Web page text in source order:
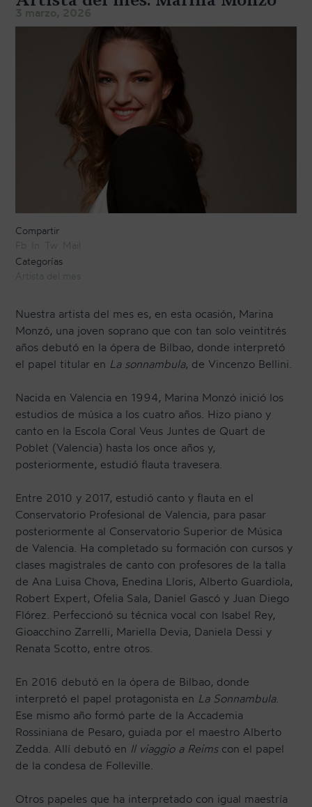
TRANSPORTE Y ALMACENAJE
MANTENIMIENTO Y TASACIÓN
SISTEMA SILENT
RESTAURACIÓN
NOSOTROS
MEDIOS
CONTACTO
NEWSLETTER
3 marzo, 2026
Compartir
Fb
In Tw
Mail
Categorías
Artista del mes
Nuestra artista del mes es, en esta ocasión, Marina
Monzó, una joven soprano que con tan solo veintitrés
años debutó en la ópera de Bilbao, donde interpretó
el papel titular en La sonnambula, de Vincenzo Bellini.
Nacida en Valencia en 1994, Marina Monzó inició los
estudios de música a los cuatro años. Hizo piano y
canto en la Escola Coral Veus Juntes de Quart de
Poblet (Valencia) hasta los once años y,
posteriormente, estudió flauta travesera.
Entre 2010 y 2017, estudió canto y flauta en el
Conservatorio Profesional de Valencia, para pasar
posteriormente al Conservatorio Superior de Música
de Valencia. Ha completado su formación con cursos y
clases magistrales de canto con profesores de la talla
de Ana Luisa Chova, Enedina Lloris, Alberto Guardiola,
Robert Expert, Ofelia Sala, Daniel Gascó y Juan Diego
Flórez. Perfeccionó su técnica vocal con Isabel Rey,
Gioacchino Zarrelli, Mariella Devia, Daniela Dessi y
Renata Scotto, entre otros.
En 2016 debutó en la ópera de Bilbao, donde
interpretó el papel protagonista en La Sonnambula.
Ese mismo año formó parte de la Accademia
Rossiniana de Pesaro, guiada por el maestro Alberto
Zedda. Allí debutó en Il viaggio a Reimscon el papel
de la condesa de Folleville.
Otros papeles que ha interpretado con igual maestría